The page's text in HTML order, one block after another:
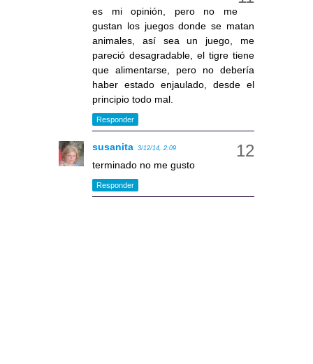
es mi opinión, pero no me
gustan los juegos donde se matan
animales, así sea un juego, me
pareció desagradable, el tigre tiene
que alimentarse, pero no debería
haber estado enjaulado, desde el
principio todo mal.
Responder
susanita 3/12/14, 2:09
terminado no me gusto
Responder